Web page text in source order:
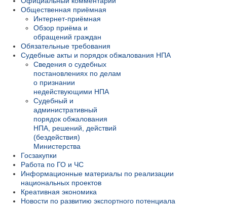
Общественная приёмная
Интернет-приёмная
Обзор приёма и
обращений граждан
Обязательные требования
Судебные акты и порядок обжалования НПА
Сведения о судебных
постановлениях по делам
о признании
недействующими НПА
Судебный и
административный
порядок обжалования
НПА, решений, действий
(бездействия)
Министерства
Госзакупки
Работа по ГО и ЧС
Информационные материалы по реализации
национальных проектов
Креативная экономика
Новости по развитию экспортного потенциала